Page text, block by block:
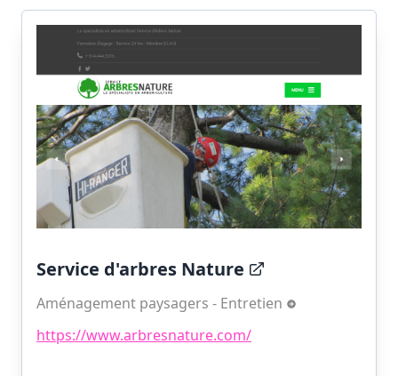
Service d'arbres Nature
Aménagement paysagers - Entretien
https://www.arbresnature.com/